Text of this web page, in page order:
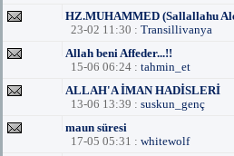
HZ.MUHAMMED (Sallallahu
23-02 11:30 : Transillivanya
Allah beni Affeder...!!
15-06 06:24 : tahmin_et
ALLAH'A İMAN HADİSLERİ
13-06 13:39 : suskun_genç
maun süresi
17-05 05:31 : whitewolf